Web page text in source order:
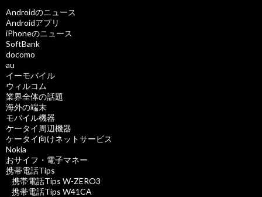
Androidのニュース
Androidアプリ
iPhoneのニュース
SoftBank
docomo
au
イーモバイル
ウィルコム
業界全体の話題
海外の端末
モバイル機器
ケータイ周辺機器
ケータイ向けネットサービス
Nokia
おサイフ・電子マネー
携帯電話Tips
携帯電話Tips W-ZERO3
携帯電話Tips W41CA